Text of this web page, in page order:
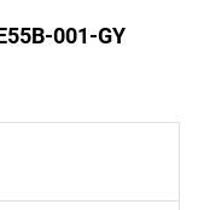
001-GY